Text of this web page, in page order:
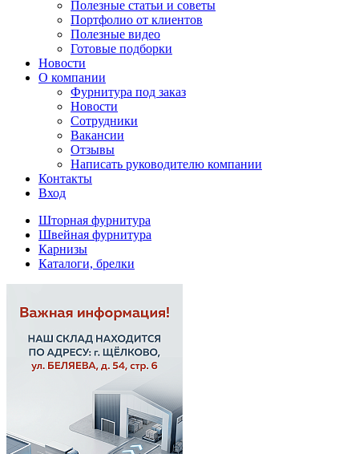
Полезные статьи и советы
Портфолио от клиентов
Полезные видео
Готовые подборки
Новости
О компании
Фурнитура под заказ
Новости
Сотрудники
Вакансии
Отзывы
Написать руководителю компании
Контакты
Вход
Шторная фурнитура
Швейная фурнитура
Карнизы
Каталоги, брелки